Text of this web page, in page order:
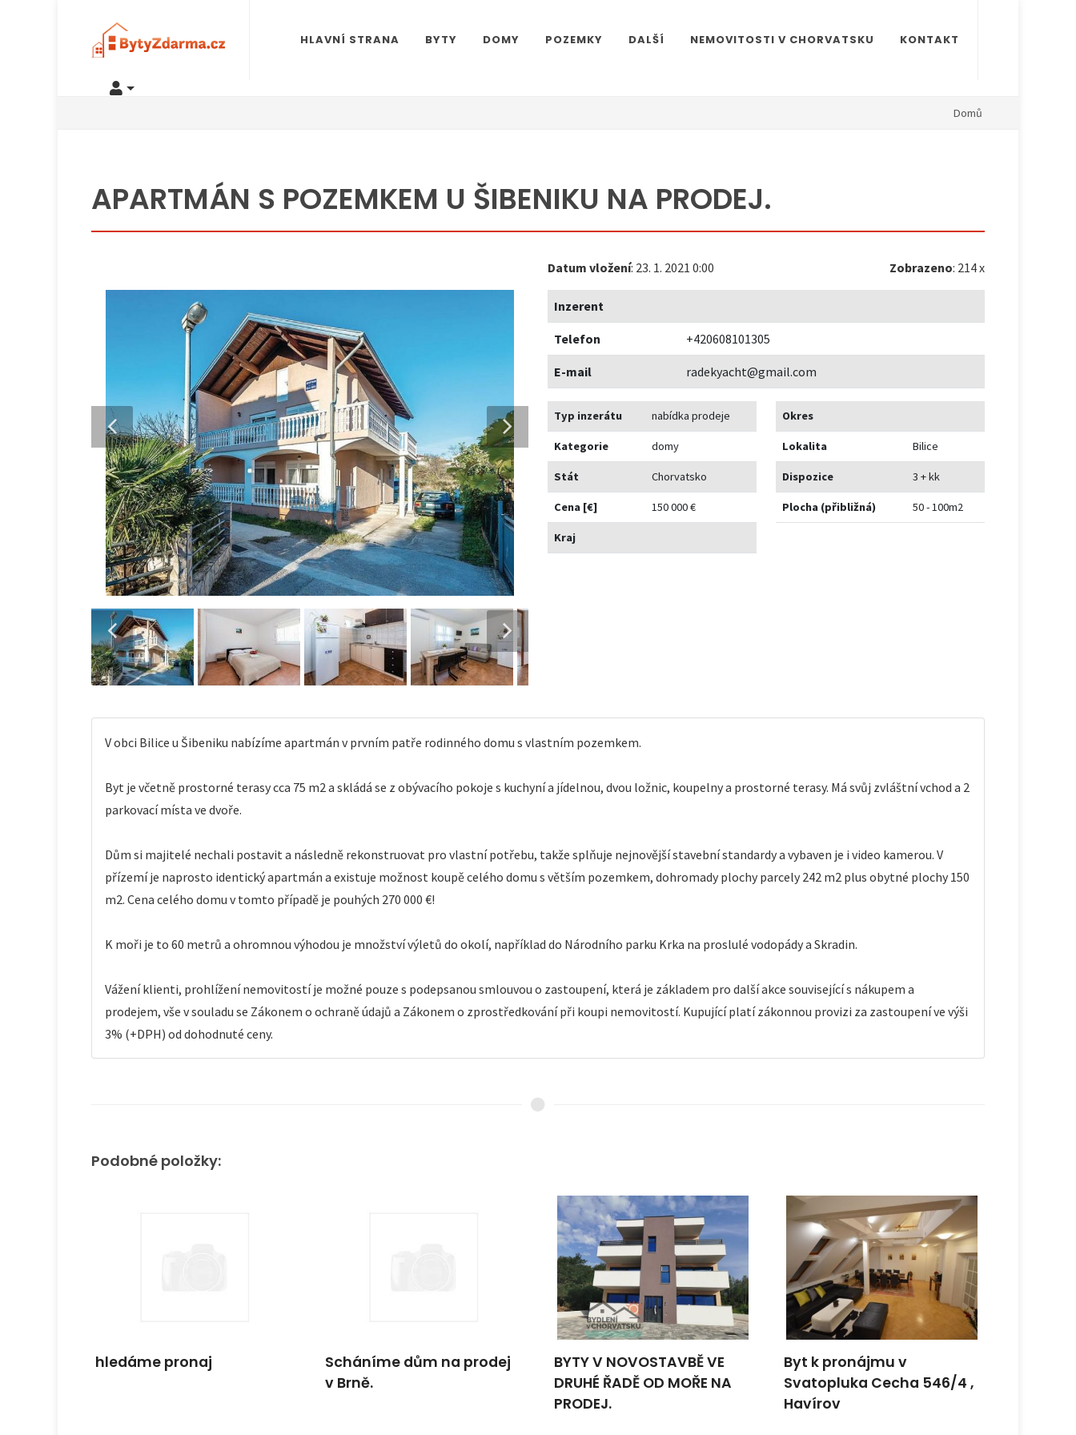
HLAVNÍ STRANA BYTY DOMY POZEMKY DALŠÍ NEMOVITOSTI V CHORVATSKU KONTAKT
Domů
APARTMÁN S POZEMKEM U ŠIBENIKU NA PRODEJ.
Datum vložení: 23. 1. 2021 0:00 Zobrazeno: 214 x
Inzerent
Telefon +420608101305
E-mail radekyacht@gmail.com
Typ inzerátu nabídka prodeje
Kategorie domy
Stát Chorvatsko
Cena [€] 150 000 €
Kraj
Okres
Lokalita Bilice
Dispozice 3 + kk
Plocha (přibližná) 50 - 100m2
V obci Bilice u Šibeniku nabízíme apartmán v prvním patře rodinného domu s vlastním pozemkem.
Byt je včetně prostorné terasy cca 75 m2 a skládá se z obývacího pokoje s kuchyní a jídelnou, dvou ložnic, koupelny a prostorné terasy. Má svůj zvláštní vchod a 2
parkovací místa ve dvoře.
Dům si majitelé nechali postavit a následně rekonstruovat pro vlastní potřebu, takže splňuje nejnovější stavební standardy a vybaven je i video kamerou. V
přízemí je naprosto identický apartmán a existuje možnost koupě celého domu s větším pozemkem, dohromady plochy parcely 242 m2 plus obytné plochy 150
m2. Cena celého domu v tomto případě je pouhých 270 000 €!
K moři je to 60 metrů a ohromnou výhodou je množství výletů do okolí, například do Národního parku Krka na proslulé vodopády a Skradin.
Vážení klienti, prohlížení nemovitostí je možné pouze s podepsanou smlouvou o zastoupení, která je základem pro další akce související s nákupem a
prodejem, vše v souladu se Zákonem o ochraně údajů a Zákonem o zprostředkování při koupi nemovitostí. Kupující platí zákonnou provizi za zastoupení ve výši
3% (+DPH) od dohodnuté ceny.
Podobné položky:
hledáme pronaj
Scháníme dům na prodej
v Brně.
BYTY V NOVOSTAVBĚ VE
DRUHÉ ŘADĚ OD MOŘE NA
PRODEJ.
Byt k pronájmu v
Svatopluka Cecha 546/4 ,
Havírov